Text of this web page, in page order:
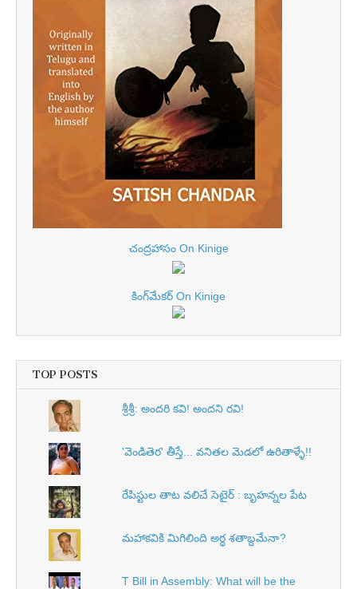
చంద్రహాసం On Kinige
కింగ్‌మేకర్ On Kinige
TOP POSTS
శ్రీశ్రీ: అందరి కవి! అందని రవి!
'వెండితెర' తీస్తే... వనితల మెడలో ఉరితాళ్ళే!!
రేపిస్టుల తాట వలిచే సెటైర్ : బృహన్నల పేట
మహాకవికి మిగిలింది అర్ధ శతాబ్దమేనా?
T Bill in Assembly: What will be the